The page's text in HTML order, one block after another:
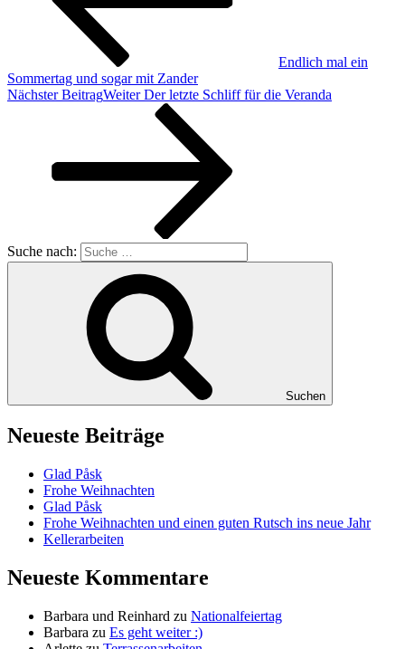
Endlich mal ein
Sommertag und sogar mit Zander
Nächster BeitragWeiter Der letzte Schliff für die Veranda
Suche nach:
Suchen
Neueste Beiträge
Glad Påsk
Frohe Weihnachten
Glad Påsk
Frohe Weihnachten und einen guten Rutsch ins neue Jahr
Kellerarbeiten
Neueste Kommentare
Barbara und Reinhard zu Nationalfeiertag
Barbara zu Es geht weiter :)